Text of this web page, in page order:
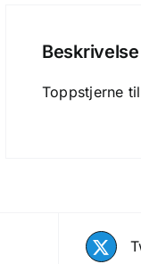
Beskrivelse
Toppstjerne